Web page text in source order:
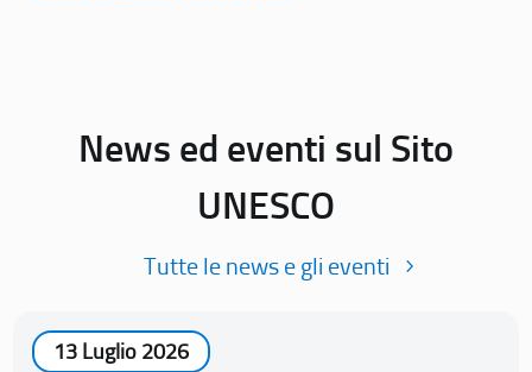
News ed eventi sul Sito
UNESCO
Tutte le news e gli eventi
13 Luglio 2026